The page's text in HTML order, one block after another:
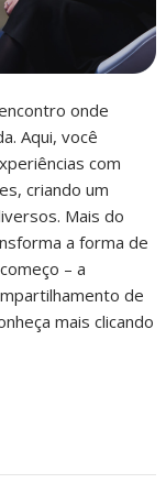
onde
Aqui, você
com
criando um
Mais do
a forma de
– a
de
mais clicando